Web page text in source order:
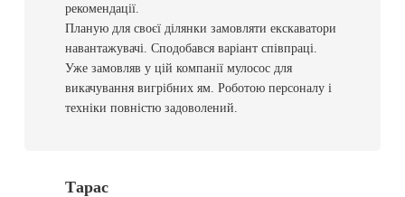
рекомендації.
Планую для своєї ділянки замовляти екскаватори
навантажувачі. Сподобався варіант співпраці.
Уже замовляв у цій компанії мулосос для
викачування вигрібних ям. Роботою персоналу і
техніки повністю задоволений.
Тарас